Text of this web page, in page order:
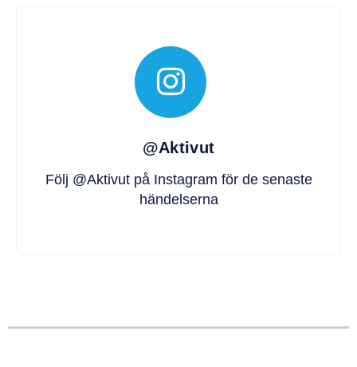
@Aktivut
Följ @Aktivut på Instagram för de senaste
händelserna